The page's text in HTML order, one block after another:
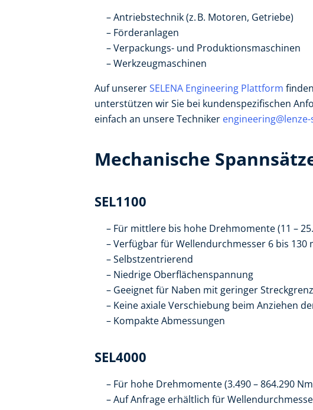
Antriebstechnik (z. B. Motoren, Getriebe)
Förderanlagen
Verpackungs- und Produktionsmaschinen
Werkzeugmaschinen
Auf unsererSELENA Engineering Plattform
unterstützen wir Sie bei kundenspezifischen
einfach an unsere Techniker
Mechanische
SEL1100
Für mittlere bis hohe Drehmomente (11 –
Verfügbar für Wellendurchmesser 6 bis 130
Selbstzentrierend
Niedrige Oberflächenspannung
Geeignet für Naben mit geringer
Keine axiale Verschiebung beim Anziehen
Kompakte Abmessungen
SEL4000
Für hohe Drehmomente (3.490 – 864.290
Auf Anfrage erhältlich für